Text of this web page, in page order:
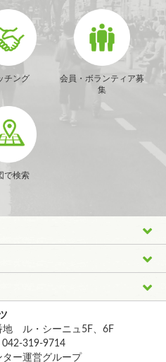
チング
会員・ボランティア募
集
で検索
地 ル・シーニュ5F、6F
319-9714
ー運営グループ